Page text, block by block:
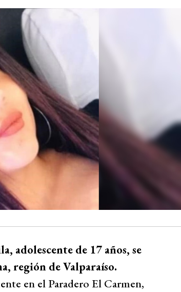
adolescente de 17 años, se
región de Valparaíso.
en el Paradero El Carmen,